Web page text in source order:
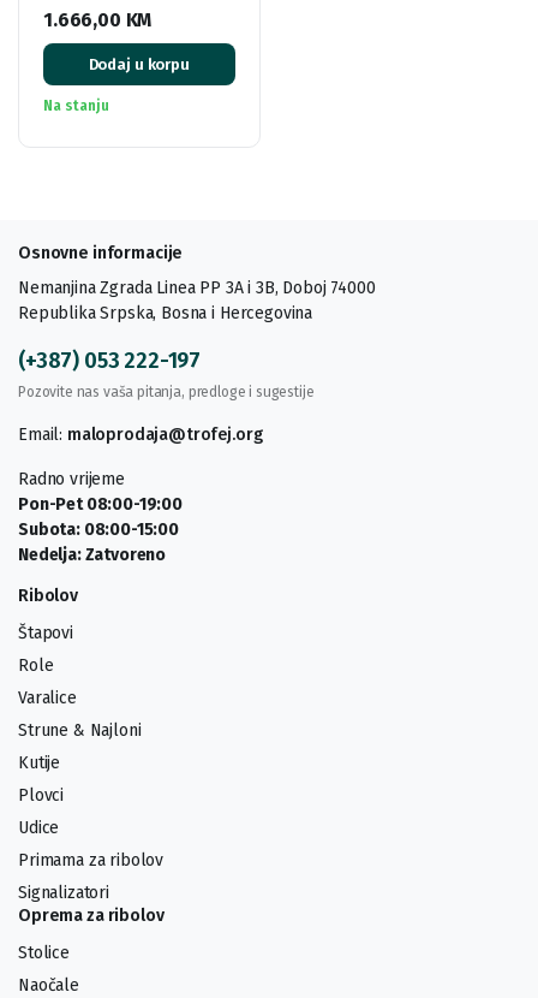
1.666,00 KM
Dodaj u korpu
Na stanju
Osnovne informacije
Nemanjina Zgrada Linea PP 3A i 3B, Doboj 74000
Republika Srpska, Bosna i Hercegovina
(+387) 053 222-197
Pozovite nas vaša pitanja, predloge i sugestije
Email: maloprodaja@trofej.org
Radno vrijeme
Pon-Pet 08:00-19:00
Subota: 08:00-15:00
Nedelja: Zatvoreno
Ribolov
Štapovi
Role
Varalice
Strune & Najloni
Kutije
Plovci
Udice
Primama za ribolov
Signalizatori
Oprema za ribolov
Stolice
Naočale